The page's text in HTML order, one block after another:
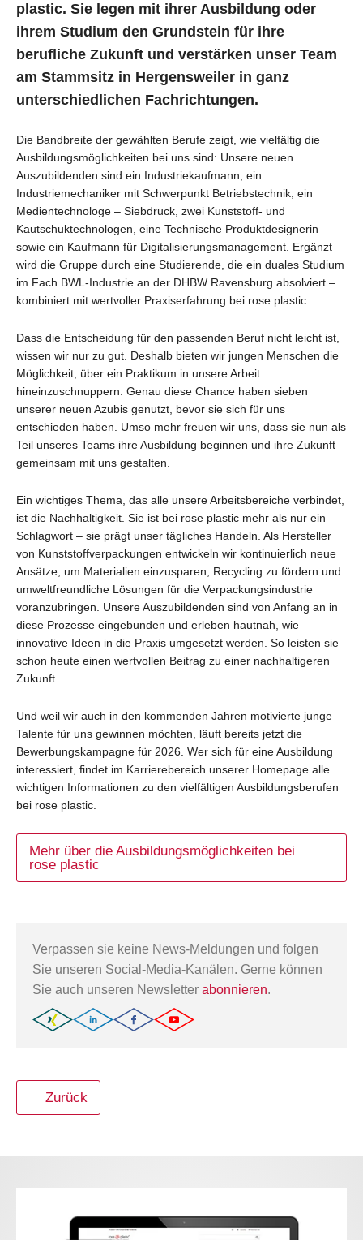
plastic. Sie legen mit ihrer Ausbildung oder
ihrem Studium den Grundstein für ihre
berufliche Zukunft und verstärken unser Team
am Stammsitz in Hergensweiler in ganz
unterschiedlichen Fachrichtungen.
Die Bandbreite der gewählten Berufe zeigt, wie vielfältig die
Ausbildungsmöglichkeiten bei uns sind: Unsere neuen
Auszubildenden sind ein Industriekaufmann, ein
Industriemechaniker mit Schwerpunkt Betriebstechnik, ein
Medientechnologe – Siebdruck, zwei Kunststoff- und
Kautschuktechnologen, eine Technische Produktdesignerin
sowie ein Kaufmann für Digitalisierungsmanagement. Ergänzt
wird die Gruppe durch eine Studierende, die ein duales Studium
im Fach BWL-Industrie an der DHBW Ravensburg absolviert –
kombiniert mit wertvoller Praxiserfahrung bei rose plastic.
Dass die Entscheidung für den passenden Beruf nicht leicht ist,
wissen wir nur zu gut. Deshalb bieten wir jungen Menschen die
Möglichkeit, über ein Praktikum in unsere Arbeit
hineinzuschnuppern. Genau diese Chance haben sieben
unserer neuen Azubis genutzt, bevor sie sich für uns
entschieden haben. Umso mehr freuen wir uns, dass sie nun als
Teil unseres Teams ihre Ausbildung beginnen und ihre Zukunft
gemeinsam mit uns gestalten.
Ein wichtiges Thema, das alle unsere Arbeitsbereiche verbindet,
ist die Nachhaltigkeit. Sie ist bei rose plastic mehr als nur ein
Schlagwort – sie prägt unser tägliches Handeln. Als Hersteller
von Kunststoffverpackungen entwickeln wir kontinuierlich neue
Ansätze, um Materialien einzusparen, Recycling zu fördern und
umweltfreundliche Lösungen für die Verpackungsindustrie
voranzubringen. Unsere Auszubildenden sind von Anfang an in
diese Prozesse eingebunden und erleben hautnah, wie
innovative Ideen in die Praxis umgesetzt werden. So leisten sie
schon heute einen wertvollen Beitrag zu einer nachhaltigeren
Zukunft.
Und weil wir auch in den kommenden Jahren motivierte junge
Talente für uns gewinnen möchten, läuft bereits jetzt die
Bewerbungskampagne für 2026. Wer sich für eine Ausbildung
interessiert, findet im Karrierebereich unserer Homepage alle
wichtigen Informationen zu den vielfältigen Ausbildungsberufen
bei rose plastic.
Mehr über die Ausbildungsmöglichkeiten bei
rose plastic
Verpassen sie keine News-Meldungen und folgen
Sie unseren Social-Media-Kanälen. Gerne können
Sie auch unseren Newsletter abonnieren.
Zurück